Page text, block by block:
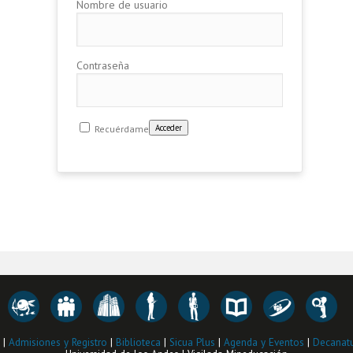
Nombre de usuario
Contraseña
Recuérdame
| Admisiones y Registro | Biblioteca | Sicua Plus | Agenda y Eventos |